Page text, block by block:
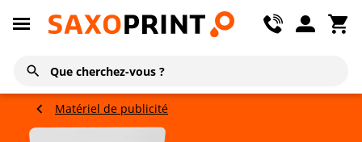
Matériel de publicité